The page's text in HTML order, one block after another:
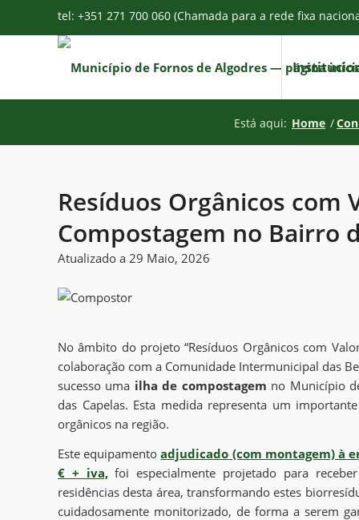
tel: +351 271 700 060 (Chamada para a rede fixa
Está aqui: Home /
Resíduos Orgânicos com
Compostagem no Bairro
Atualizado a 29 Maio, 2026
No âmbito do projeto “Resíduos Orgânicos com
colaboração com a Comunidade Intermunicipal das
sucesso uma ilha de compostagem no Município
das Capelas. Esta medida representa um
orgânicos na região.
Este equipamentoadjudicado (com montagem) à
€ + iva,foi especialmente projetado para
residências desta área, transformando estes
cuidadosamente monitorizado, de forma a serem